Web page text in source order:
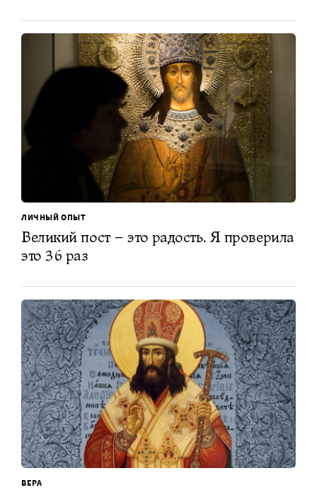
ЛИЧНЫЙ ОПЫТ
Великий пост – это радость. Я проверила
это 36 раз
ВЕРА